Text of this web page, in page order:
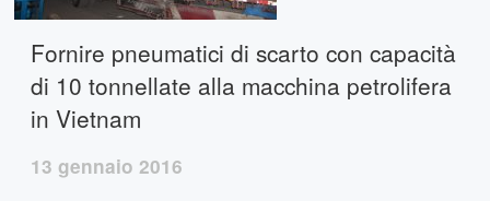
Fornire pneumatici di scarto con capacità
di 10 tonnellate alla macchina petrolifera
in Vietnam
13 gennaio 2016